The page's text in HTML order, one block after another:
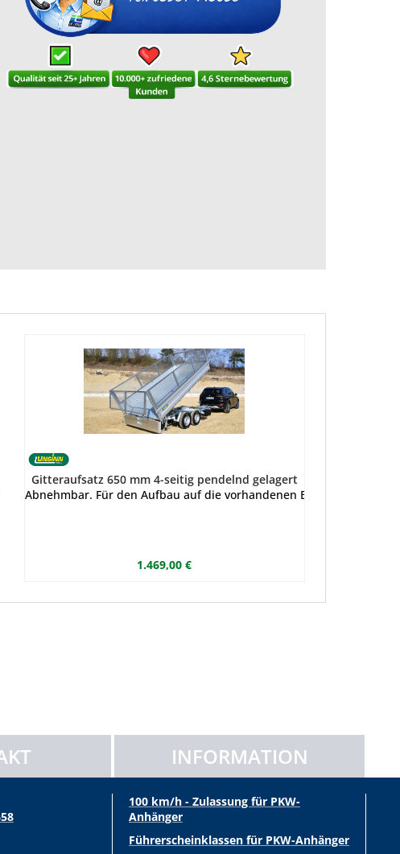
Gitteraufsatz 650 mm 4-seitig pendelnd gelagert
Abnehmbar. Für den Aufbau auf die vorhandenen Bordwände.
1.469,00 €
INFORMATION
100 km/h - Zulassung für PKW-
Anhänger
Führerscheinklassen für PKW-Anhänger